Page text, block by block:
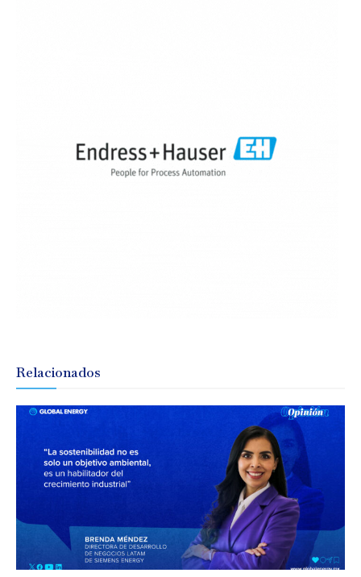
Relacionados